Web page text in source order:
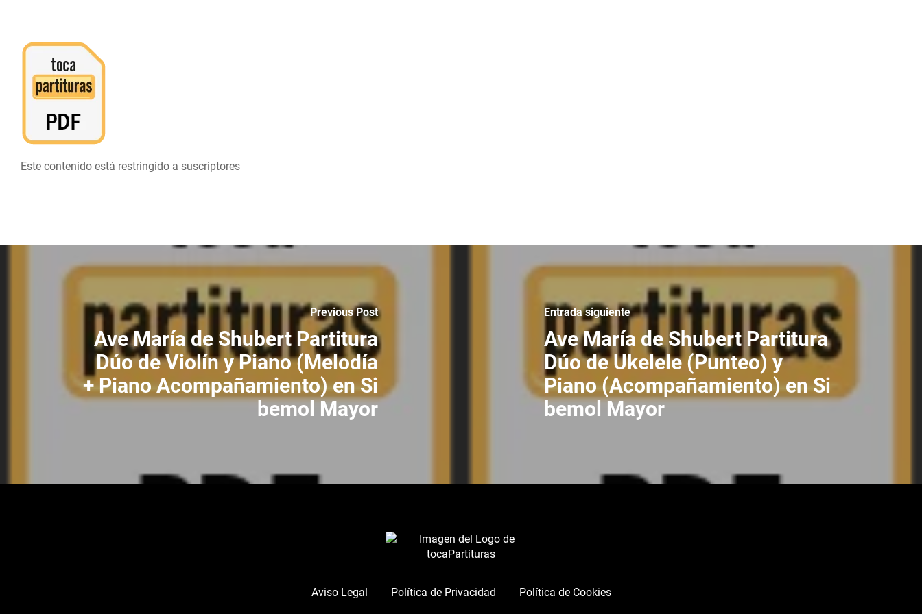
Este contenido está restringido a suscriptores
Previous Post
Ave María de Shubert Partitura
Dúo de Violín y Piano (Melodía
+ Piano Acompañamiento) en Si
bemol Mayor
Entrada siguiente
Ave María de Shubert Partitura
Dúo de Ukelele (Punteo) y
Piano (Acompañamiento) en Si
bemol Mayor
Aviso Legal Política de Privacidad Política de Cookies